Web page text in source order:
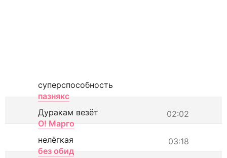
суперспособность
пазнякс
02:02
Дуракам везёт
О! Марго
03:18
нелёгкая
без обид